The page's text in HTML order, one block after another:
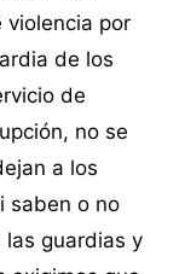
por
de los
de
no se
a los
saben o no
las guardias y